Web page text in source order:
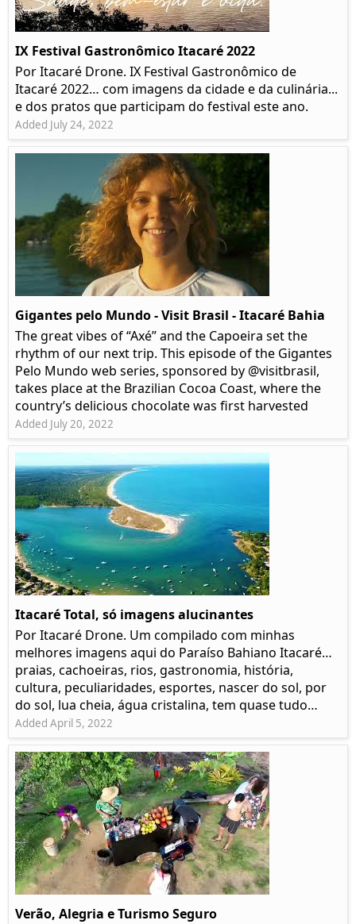
IX Festival Gastronômico Itacaré 2022
Por Itacaré Drone. IX Festival Gastronômico de
Itacaré 2022… com imagens da cidade e da culinária...
e dos pratos que participam do festival este ano.
Added July 24, 2022
Gigantes pelo Mundo - Visit Brasil - Itacaré Bahia
The great vibes of “Axé” and the Capoeira set the
rhythm of our next trip. This episode of the Gigantes
Pelo Mundo web series, sponsored by @visitbrasil,
takes place at the Brazilian Cocoa Coast, where the
country’s delicious chocolate was first harvested
Added July 20, 2022
Itacaré Total, só imagens alucinantes
Por Itacaré Drone. Um compilado com minhas
melhores imagens aqui do Paraíso Bahiano Itacaré…
praias, cachoeiras, rios, gastronomia, história,
cultura, peculiaridades, esportes, nascer do sol, por
do sol, lua cheia, água cristalina, tem quase tudo…
Added April 5, 2022
Verão, Alegria e Turismo Seguro